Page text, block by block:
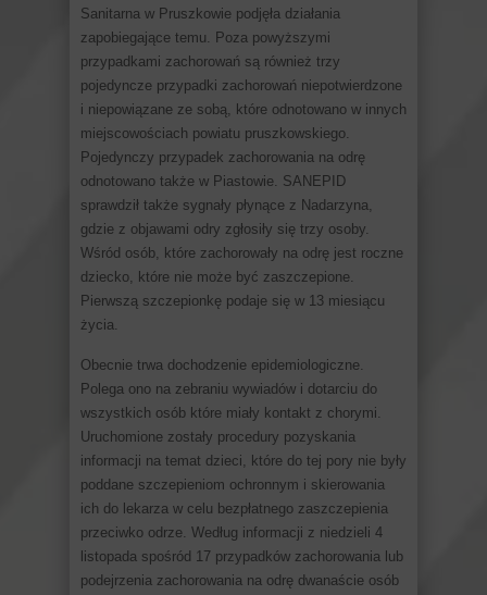
Sanitarna w Pruszkowie podjęła działania
zapobiegające temu. Poza powyższymi
przypadkami zachorowań są również trzy
pojedyncze przypadki zachorowań niepotwierdzone
i niepowiązane ze sobą, które odnotowano w innych
miejscowościach powiatu pruszkowskiego.
Pojedynczy przypadek zachorowania na odrę
odnotowano także w Piastowie. SANEPID
sprawdził także sygnały płynące z Nadarzyna,
gdzie z objawami odry zgłosiły się trzy osoby.
Wśród osób, które zachorowały na odrę jest roczne
dziecko, które nie może być zaszczepione.
Pierwszą szczepionkę podaje się w 13 miesiącu
życia.
Obecnie trwa dochodzenie epidemiologiczne.
Polega ono na zebraniu wywiadów i dotarciu do
wszystkich osób które miały kontakt z chorymi.
Uruchomione zostały procedury pozyskania
informacji na temat dzieci, które do tej pory nie były
poddane szczepieniom ochronnym i skierowania
ich do lekarza w celu bezpłatnego zaszczepienia
przeciwko odrze. Według informacji z niedzieli 4
listopada spośród 17 przypadków zachorowania lub
podejrzenia zachorowania na odrę dwanaście osób